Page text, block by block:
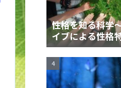
性格を知る科学
イブによる性格